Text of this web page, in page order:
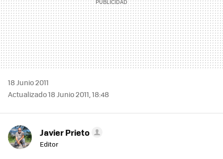
18 Junio 2011
Actualizado 18 Junio 2011, 18:48
Javier Prieto
Editor